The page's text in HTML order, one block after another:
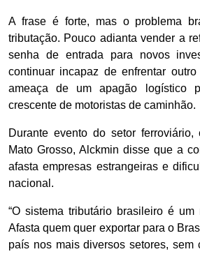
A frase é forte, mas o problema
tributação. Pouco adianta vender a
senha de entrada para novos
continuar incapaz de enfrentar
ameaça de um apagão logístico
crescente de motoristas de caminhão.
Durante evento do setor
Mato Grosso, Alckmin disse que a
afasta empresas estrangeiras e
nacional.
“O sistema tributário brasileiro é um
Afasta quem quer exportar para o
país nos mais diversos setores, sem